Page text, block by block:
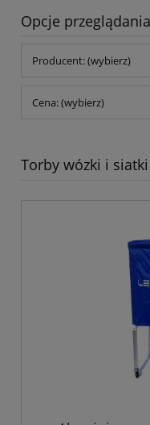
Opcje przeglądania
Producent: (wybierz)
Cena: (wybierz)
Torby wózki i siatki